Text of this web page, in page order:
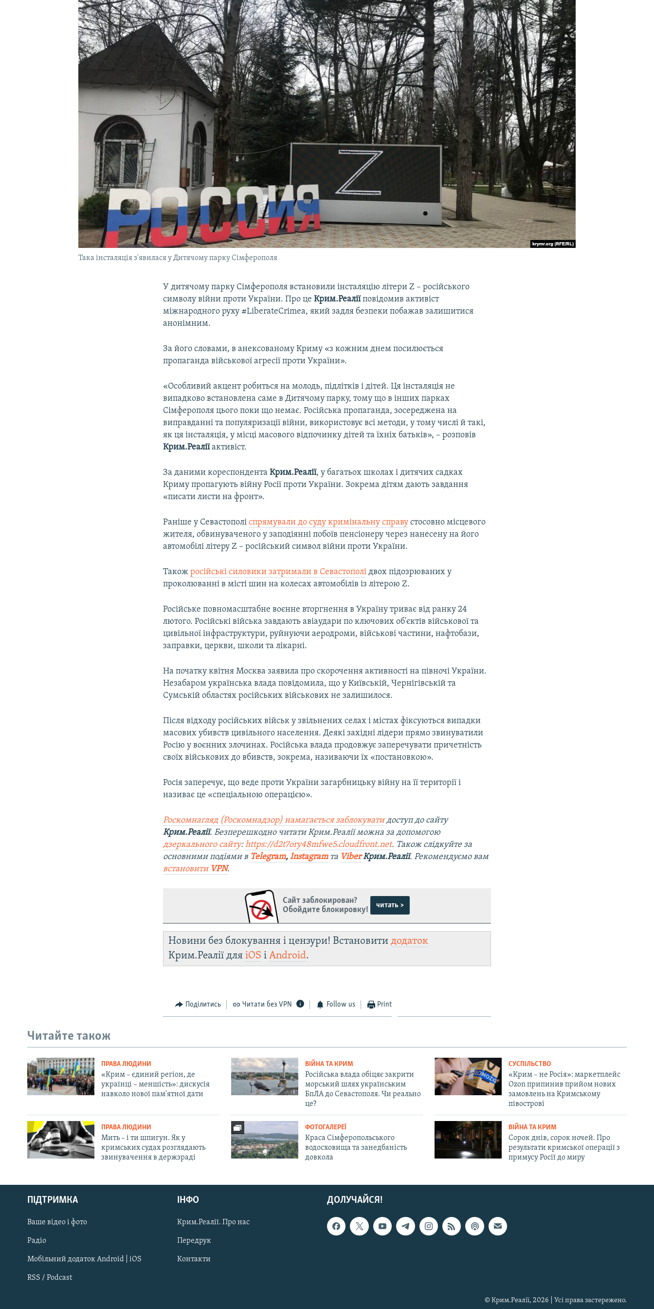
УКРАЇНСЬКА ПРОБЛЕМА КРИМУ
Русский
Qırımtatar
ДОЛУЧАЙСЯ!
Така інсталяція з'явилася у Дитячому парку Сімферополя
У дитячому парку Сімферополя встановили інсталяцію літери Z – російського
символу війни проти України. Про цеКрим.Реаліїповідомив активіст
міжнародного руху #LiberateCrimea, який задля безпеки побажав залишитися
анонімним.
За його словами, в анексованому Криму «з кожним днем посилюється
пропаганда військової агресії проти України».
«Особливий акцент робиться на молодь, підлітків і дітей. Ця інсталяція не
випадково встановлена саме в Дитячому парку, тому що в інших парках
Сімферополя цього поки що немає. Російська пропаганда, зосереджена на
виправданні та популяризації війни, використовує всі методи, у тому числі й такі,
як ця інсталяція, у місці масового відпочинку дітей та їхніх батьків», – розповів
Крим.Реаліїактивіст.
За даними кореспондентаКрим.Реалії, у багатьох школах і дитячих садках
Криму пропагують війну Росії проти України. Зокрема дітям дають завдання
«писати листи на фронт».
Раніше у Севастополіспрямували до суду кримінальну справу стосовно місцевого
жителя, обвинуваченого у заподіянні побоїв пенсіонеру через нанесену на його
автомобілі літеру Z – російський символ війни проти України.
Такожросійські силовики затримали в Севастополі двох підозрюваних у
проколюванні в місті шин на колесах автомобілів із літерою Z.
Російське повномасштабне воєнне вторгнення в Україну триває від ранку 24
лютого. Російські війська завдають авіаудари по ключових об'єктів військової та
цивільної інфраструктури, руйнуючи аеродроми, військові частини, нафтобази,
заправки, церкви, школи та лікарні.
На початку квітня Москва заявила про скорочення активності на півночі України.
Незабаром українська влада повідомила, що у Київській, Чернігівській та
Сумській областях російських військових не залишилося.
Після відходу російських військ у звільнених селах і містах фіксуються випадки
масових убивств цивільного населення. Деякі західні лідери прямо звинуватили
Росію у воєнних злочинах. Російська влада продовжує заперечувати причетність
своїх військових до вбивств, зокрема, називаючи їх «постановкою».
Росія заперечує, що веде проти України загарбницьку війну на її території і
називає це «спеціальною операцією».​
Роскомнагляд (Роскомнадзор) намагається заблокуватидоступ до сайту
Крим.Реалії. Безперешкодно читати Крим.Реалії можна за допомогою
дзеркального сайту:https://d2t7ory48mfwe5.cloudfront.net. Також слідкуйте за
основними подіями в Telegram,Instagramта ViberКрим.Реалії. Рекомендуємо вам
встановити VPN.
Сайт заблокирован?
Обойдите блокировку!
читать >
Новини без блокування і цензури! Встановитидодаток
Крим.Реалії дляiOS іAndroid.
Поділитись Читати без VPN Follow us Print
Читайте також
ПРАВА ЛЮДИНИ
«Крим – єдиний регіон, де
українці – меншість»: дискусія
навколо нової пам'ятної дати
ВІЙНА ТА КРИМ
Російська влада обіцяє закрити
морський шлях українським
БпЛА до Севастополя. Чи реально
це?
СУСПІЛЬСТВО
«Крим – не Росія»: маркетплейс
Ozon припинив прийом нових
замовлень на Кримському
півострові
ПРАВА ЛЮДИНИ
Мить – і ти шпигун. Як у
кримських судах розглядають
звинувачення в держзраді
ФОТОГАЛЕРЕЇ
Краса Сімферопольського
водосховища та занедбаність
довкола
ВІЙНА ТА КРИМ
Сорок днів, сорок ночей. Про
результати кримської операції з
примусу Росії до миру
ДОЛУЧАЙСЯ!
ПІДТРИМКА
Ваше відео і фото
Радіо
Мобільний додаток Android | iOS
RSS / Podcast
ІНФО
Крим.Реалії. Про нас
Передрук
Контакти
© Крим.Реалії, 2026 | Усі права застережено.